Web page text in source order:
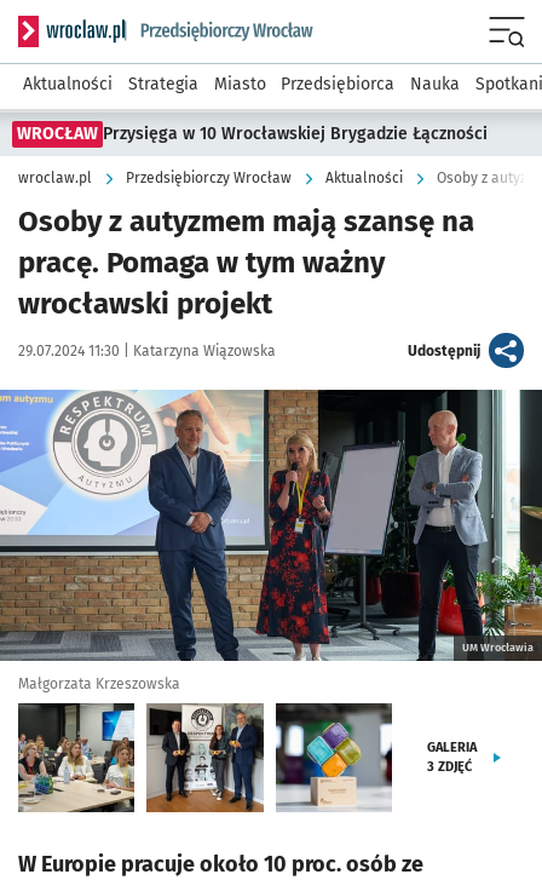
Serwis informacyjny wroclaw.pl podserwis: Strategia
Aktualności Strategia Miasto Przedsiębiorca Nauka
WROCŁAW Przysięga w 10 Wrocławskiej Brygadzie Łączności
wroclaw.pl Przedsiębiorczy Wrocław Aktualności
Osoby z autyzmem mają szansę na
pracę. Pomaga w tym ważny
wrocławski projekt
Data publikacji:
29.07.2024 11:30 | Autor:
Katarzyna Wiązowska Udostępnijartykuł
Kliknij, aby zobaczyć galerię
Kliknij, aby powiększyć
UM Wrocławia
Małgorzata Krzeszowska
GALERIA
3 ZDJĘĆ
W Europie pracuje około 10 proc. osób ze